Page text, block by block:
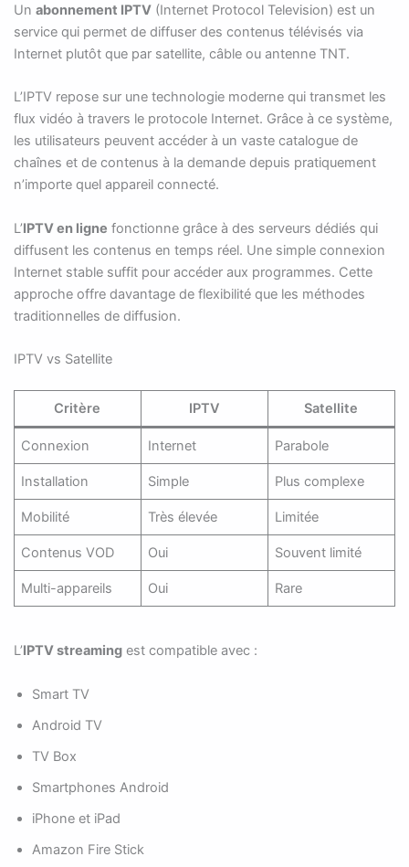
Un abonnement IPTV(Internet Protocol Television) est un
service qui permet de diffuser des contenus télévisés via
Internet plutôt que par satellite, câble ou antenne TNT.
L’IPTV repose sur une technologie moderne qui transmet les
flux vidéo à travers le protocole Internet. Grâce à ce système,
les utilisateurs peuvent accéder à un vaste catalogue de
chaînes et de contenus à la demande depuis pratiquement
n’importe quel appareil connecté.
L’IPTV en ligne fonctionne grâce à des serveurs dédiés qui
diffusent les contenus en temps réel. Une simple connexion
Internet stable suffit pour accéder aux programmes. Cette
approche offre davantage de flexibilité que les méthodes
traditionnelles de diffusion.
IPTV vs Satellite
Critère IPTV Satellite
Connexion Internet Parabole
Installation Simple Plus complexe
Mobilité Très élevée Limitée
Contenus VOD Oui Souvent limité
Multi-appareils Oui Rare
L’IPTV streamingest compatible avec :
Smart TV
Android TV
TV Box
Smartphones Android
iPhone et iPad
Amazon Fire Stick